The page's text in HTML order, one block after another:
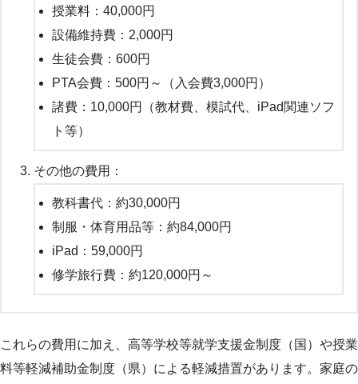
授業料：40,000円
設備維持費：2,000円
生徒会費：600円
PTA会費：500円～（入会費3,000円）
諸費：10,000円（教材費、模試代、iPad関連ソフ
ト等）
その他の費用：
教科書代：約30,000円
制服・体育用品等：約84,000円
iPad：59,000円
修学旅行費：約120,000円～
これらの費用に加え、高等学校等就学支援金制度（国）や授業
料等軽減補助金制度（県）による軽減措置があります。家庭の